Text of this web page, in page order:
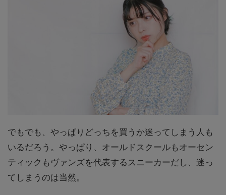
でもでも、やっぱりどっちを買うか迷ってしまう人も
いるだろう。やっぱり、オールドスクールもオーセン
ティックもヴァンズを代表するスニーカーだし、迷っ
てしまうのは当然。